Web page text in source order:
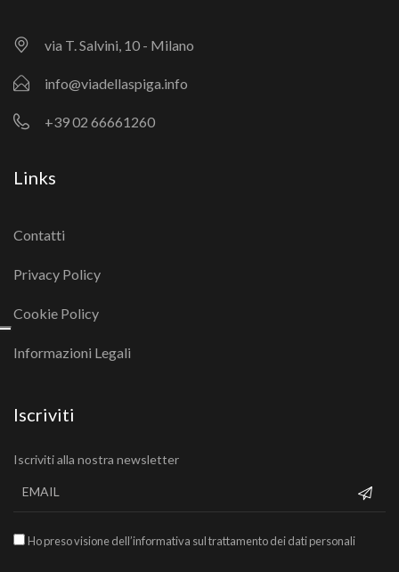
via T. Salvini, 10 - Milano
info@viadellaspiga.info
+39 02 66661260
Links
Contatti
Privacy Policy
Cookie Policy
Informazioni Legali
Iscriviti
Iscriviti alla nostra newsletter
Ho preso visione dell’informativa sul trattamento dei dati personali